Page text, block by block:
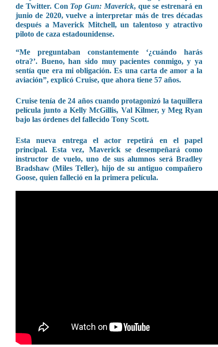
de Twitter. Con Top Gun: Maverick, que se estrenará en
junio de 2020, vuelve a interpretar más de tres décadas
después a Maverick Mitchell, un talentoso y atractivo
piloto de caza estadounidense.
“Me preguntaban constantemente ‘¿cuándo harás
otra?’. Bueno, han sido muy pacientes conmigo, y ya
sentía que era mi obligación. Es una carta de amor a la
aviación”, explicó Cruise, que ahora tiene 57 años.
Cruise tenía de 24 años cuando protagonizó la taquillera
película junto a Kelly McGillis, Val Kilmer, y Meg Ryan
bajo las órdenes del fallecido Tony Scott.
Esta nueva entrega el actor repetirá en el papel
principal. Esta vez, Maverick se desempeñará como
instructor de vuelo, uno de sus alumnos será Bradley
Bradshaw (Miles Teller), hijo de su antiguo compañero
Goose, quien falleció en la primera película.